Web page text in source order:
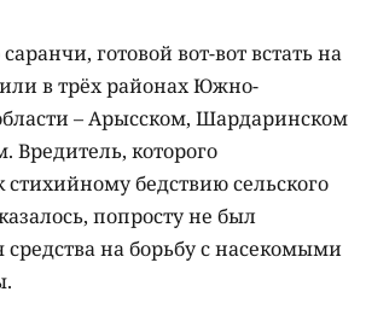
готовой вот-вот встать на
в трёх районах Южно-
– Арысском, Шардаринском
Вредитель, которого
бедствию сельского
попросту не был
средства на борьбу с насекомыми